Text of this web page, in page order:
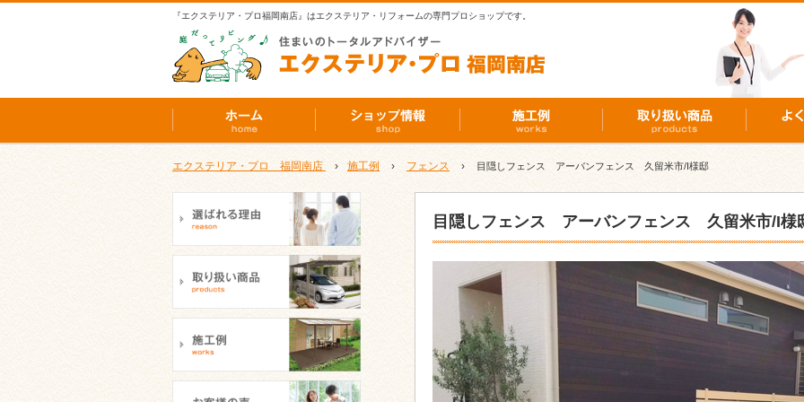
『エクステリア・プロ福岡南店』はエクステリア・リフォームの専門プロショップです。
エクステリア・プロ 福岡南店 › 施工例 › フェンス › 目隠しフェンス アーバンフェンス 久留米市/I様邸
目隠しフェンス アーバンフェンス 久留米市/I様